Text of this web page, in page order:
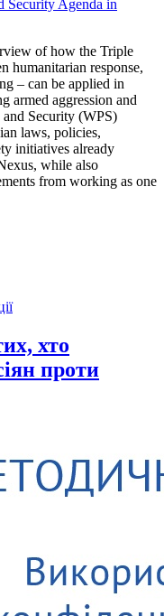
of how the Triple
humanitarian response,
– can be applied in
armed aggression and
and Security (WPS)
laws, policies,
initiatives already
while also
from working as one
хто
проти